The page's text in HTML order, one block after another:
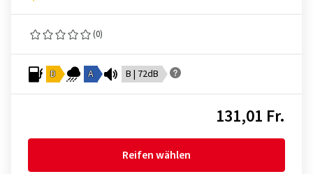
(0)
D A B | 72dB
131,01 Fr.
Reifen wählen